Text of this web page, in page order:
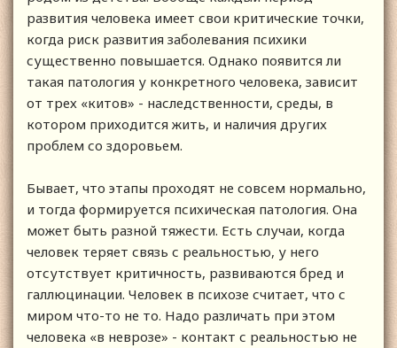
развития человека имеет свои критические точки,
когда риск развития заболевания психики
существенно повышается. Однако появится ли
такая патология у конкретного человека, зависит
от трех «китов» - наследственности, среды, в
котором приходится жить, и наличия других
проблем со здоровьем.
Бывает, что этапы проходят не совсем нормально,
и тогда формируется психическая патология. Она
может быть разной тяжести. Есть случаи, когда
человек теряет связь с реальностью, у него
отсутствует критичность, развиваются бред и
галлюцинации. Человек в психозе считает, что с
миром что-то не то. Надо различать при этом
человека «в неврозе» - контакт с реальностью не